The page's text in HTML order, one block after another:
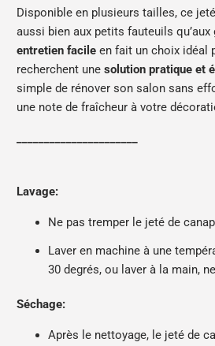
Disponible en plusieurs tailles, ce
aussi bien aux petits fauteuils qu’aux
entretien facile en fait un choix idéal
recherchent unesolution pratique et
simple de rénover son salon sans
une note de fraîcheur à votre
Lavage:
Ne pas tremper le jeté de
Laver en machine à une
30 degrés, ou laver à la main,
Séchage:
Après le nettoyage, le jeté de